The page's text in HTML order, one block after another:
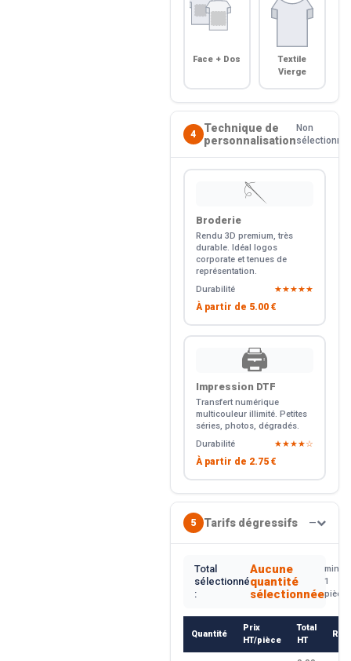
Face + Dos
Textile
Vierge
4
Technique de
personnalisation
Non
sélectionné
🪡
Broderie
Rendu 3D premium, très
durable. Idéal logos
corporate et tenues de
représentation.
Durabilité
★★★★★
À partir de 5.00 €
🖨️
Impression DTF
Transfert numérique
multicouleur illimité. Petites
séries, photos, dégradés.
Durabilité
★★★★☆
À partir de 2.75 €
5 Tarifs dégressifs —
Total
sélectionné
:
Aucune
quantité
sélectionnée
min.
1
pièce
Quantité
Prix
HT/pièce
Total
HT